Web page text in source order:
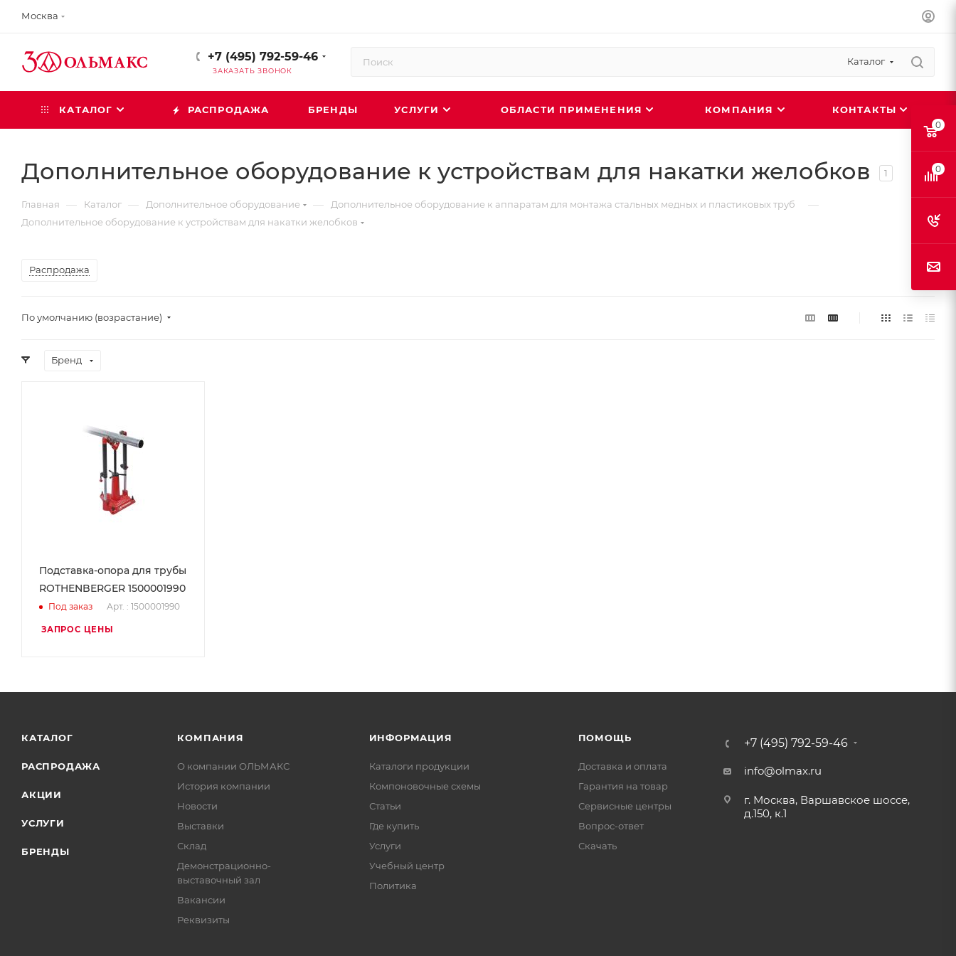
Москва
+7 (495) 792-59-46
ЗАКАЗАТЬ ЗВОНОК
Каталог
КАТАЛОГ РАСПРОДАЖА БРЕНДЫ УСЛУГИ ОБЛАСТИ ПРИМЕНЕНИЯ КОМПАНИЯ КОНТАКТЫ
Дополнительное оборудование к устройствам для накатки желобков 1
Главная — Каталог — Дополнительное оборудование — Дополнительное оборудование к аппаратам для монтажа стальных медных и пластиковых труб —
Дополнительное оборудование к устройствам для накатки желобков
Распродажа
По умолчанию (возрастание)
Бренд
Подставка-опора для трубы
ROTHENBERGER 1500001990
Под заказ Арт. : 1500001990
ЗАПРОС ЦЕНЫ
КАТАЛОГ
РАСПРОДАЖА
АКЦИИ
УСЛУГИ
БРЕНДЫ
КОМПАНИЯ
О компании ОЛЬМАКС
История компании
Новости
Выставки
Склад
Демонстрационно-
выставочный зал
Вакансии
Реквизиты
ИНФОРМАЦИЯ
Каталоги продукции
Компоновочные схемы
Статьи
Где купить
Услуги
Учебный центр
Политика
ПОМОЩЬ
Доставка и оплата
Гарантия на товар
Сервисные центры
Вопрос-ответ
Скачать
+7 (495) 792-59-46
info@olmax.ru
г. Москва, Варшавское шоссе,
д.150, к.1
0
0